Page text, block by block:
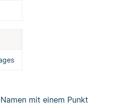
mit einem Punkt